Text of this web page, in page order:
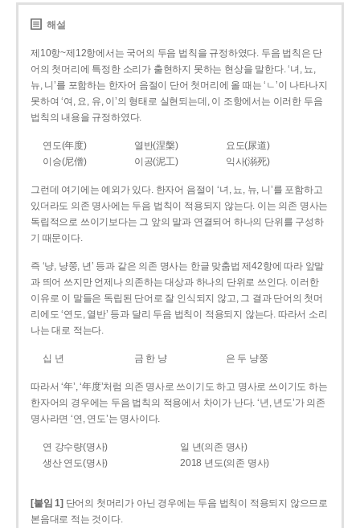
해설
제10항~제12항에서는 국어의 두음 법칙을 규정하였다. 두음 법칙은 단
어의 첫머리에 특정한 소리가 출현하지 못하는 현상을 말한다. ‘녀, 뇨,
뉴, 니’를 포함하는 한자어 음절이 단어 첫머리에 올 때는 ‘ㄴ’이 나타나지
못하여 ‘여, 요, 유, 이’의 형태로 실현되는데, 이 조항에서는 이러한 두음
법칙의 내용을 규정하였다.
연도(年度) 열반(涅槃)
요도(尿道)
이승(尼僧)
이공(泥工) 익사(溺死)
그런데 여기에는 예외가 있다. 한자어 음절이 ‘녀, 뇨, 뉴, 니’를 포함하고
있더라도 의존 명사에는 두음 법칙이 적용되지 않는다. 이는 의존 명사는
독립적으로 쓰이기보다는 그 앞의 말과 연결되어 하나의 단위를 구성하
기 때문이다.
즉 ‘냥, 냥쭝, 년’ 등과 같은 의존 명사는 한글 맞춤법 제42항에 따라 앞말
과 띄어 쓰지만 언제나 의존하는 대상과 하나의 단위로 쓰인다. 이러한
이유로 이 말들은 독립된 단어로 잘 인식되지 않고, 그 결과 단어의 첫머
리에도 ‘연도, 열반’ 등과 달리 두음 법칙이 적용되지 않는다. 따라서 소리
나는 대로 적는다.
십 년 금 한 냥 은 두 냥쭝
따라서 ‘年’, ‘年度’처럼 의존 명사로 쓰이기도 하고 명사로 쓰이기도 하는
한자어의 경우에는 두음 법칙의 적용에서 차이가 난다. ‘년, 년도’가 의존
명사라면 ‘연, 연도’는 명사이다.
연 강수량(명사)
일 년(의존 명사)
생산 연도(명사)
2018 년도(의존 명사)
[붙임 1] 단어의 첫머리가 아닌 경우에는 두음 법칙이 적용되지 않으므로
본음대로 적는 것이다.